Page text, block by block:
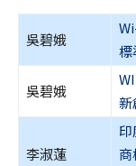
吳碧娥
標
吳碧娥
新
李淑蓮